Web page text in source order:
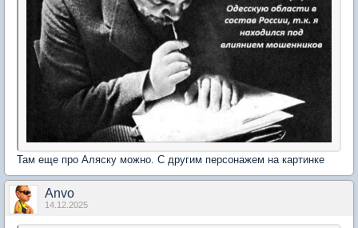
Там еще про Аляску можно. С другим персонажем на картинке
Anvo
14.12.2025